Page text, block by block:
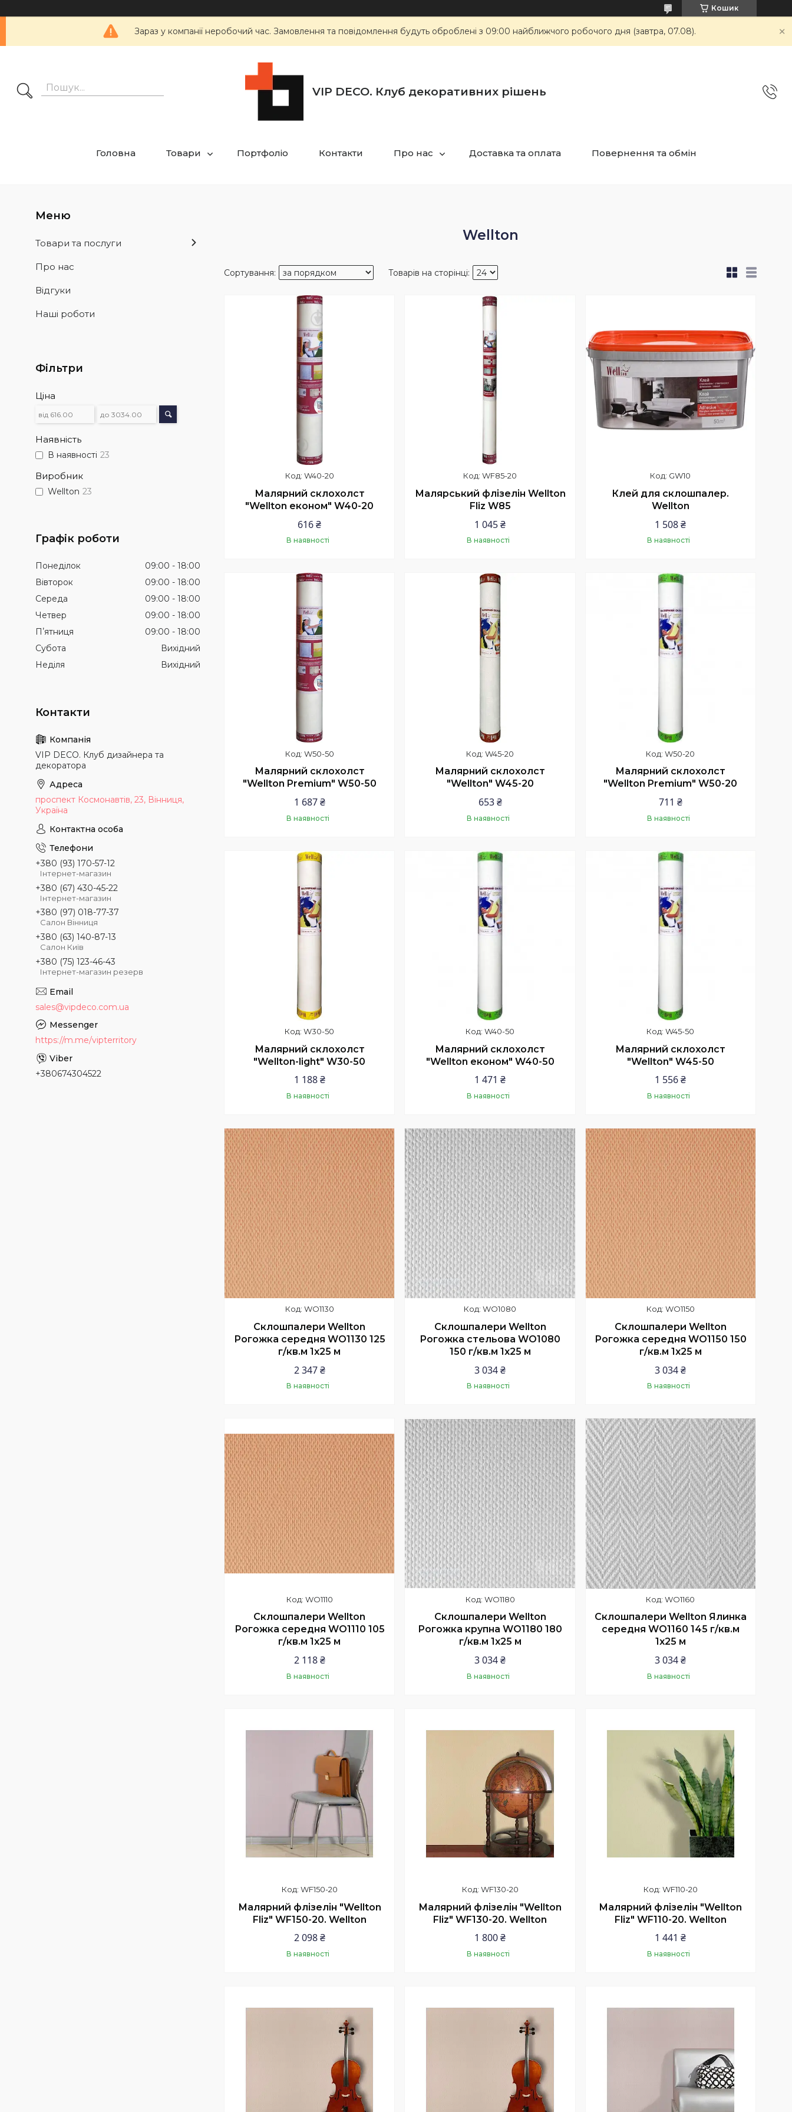
Кошик
Зараз у компанії неробочий час. Замовлення та повідомлення будуть оброблені з 09:00 найближчого робочого дня (завтра, 07.08).
VIP DECO. Клуб декоративних рішень
Головна Товари Портфоліо Контакти Про нас Доставка та оплата Повернення та обмін
Wellton
W40-20
Малярний склохолст
"Wellton економ" W40-20
616 ₴
В наявності
Купити
WF85-20
Малярський флізелін Wellton
Fliz W85
1 045 ₴
В наявності
Купити
GW10
Клей для склошпалер.
Wellton
1 508 ₴
В наявності
Купити
W50-50
Малярний склохолст
"Wellton Premium" W50-50
1 687 ₴
В наявності
Купити
W45-20
Малярний склохолст
"Wellton" W45-20
653 ₴
В наявності
Купити
W50-20
Малярний склохолст
"Wellton Premium" W50-20
711 ₴
В наявності
Купити
W30-50
Малярний склохолст
"Wellton-light" W30-50
1 188 ₴
В наявності
Купити
W40-50
Малярний склохолст
"Wellton економ" W40-50
1 471 ₴
В наявності
Купити
W45-50
Малярний склохолст
"Wellton" W45-50
1 556 ₴
В наявності
Купити
WO1130
Склошпалери Wellton
Рогожка середня WO1130 125
г/кв.м 1x25 м
2 347 ₴
В наявності
WO1080
Склошпалери Wellton
Рогожка стельова WO1080
150 г/кв.м 1x25 м
3 034 ₴
В наявності
Купити
WO1150
Склошпалери Wellton
Рогожка середня WO1150 150
г/кв.м 1x25 м
3 034 ₴
В наявності
Купити
WO1110
Склошпалери Wellton
Рогожка середня WO1110 105
г/кв.м 1x25 м
2 118 ₴
В наявності
WO1180
Склошпалери Wellton
Рогожка крупна WO1180 180
г/кв.м 1x25 м
3 034 ₴
В наявності
WO1160
Склошпалери Wellton Ялинка
середня WO1160 145 г/кв.м
1x25 м
3 034 ₴
В наявності
WF150-20
Малярний флізелін "Wellton
Fliz" WF150-20. Wellton
2 098 ₴
В наявності
WF130-20
Малярний флізелін "Wellton
Fliz" WF130-20. Wellton
1 800 ₴
В наявності
WF110-20
Малярний флізелін "Wellton
Fliz" WF110-20. Wellton
1 441 ₴
В наявності
Товари та послуги
Про нас
Відгуки
Наші роботи
Фільтри
Ціна
Наявність
В наявності 23
Виробник
Wellton 23
Графік роботи
Понеділок 09:00
18:00
Вівторок
09:00
18:00
Середа
09:00
18:00
Четвер
09:00
18:00
Пʼятниця
09:00
18:00
Субота
Вихідний
Неділя
Вихідний
VIP DECO. Клуб дизайнера та
декоратора
проспект Космонавтів, 23, Вінниця,
Україна
+380 (93) 170-57-12
Інтернет-магазин
+380 (67) 430-45-22
Інтернет-магазин
+380 (97) 018-77-37
Салон Вінниця
+380 (63) 140-87-13
Салон Київ
+380 (75) 123-46-43
Інтернет-магазин резерв
sales@vipdeco.com.ua
https://m.me/vipterritory
+380674304522